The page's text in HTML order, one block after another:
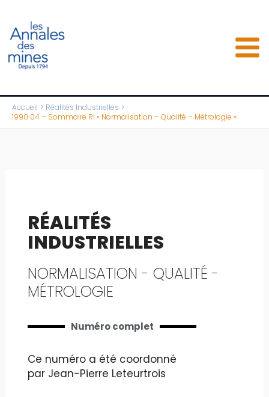
contenu
Accueil
Réalités Industrielles
1990 04 – Sommaire RI « Normalisation – Qualité – Métrologie »
RÉALITÉS
INDUSTRIELLES
NORMALISATION - QUALITÉ -
MÉTROLOGIE
Numéro complet
Ce numéro a été coordonné
par Jean-Pierre Leteurtrois